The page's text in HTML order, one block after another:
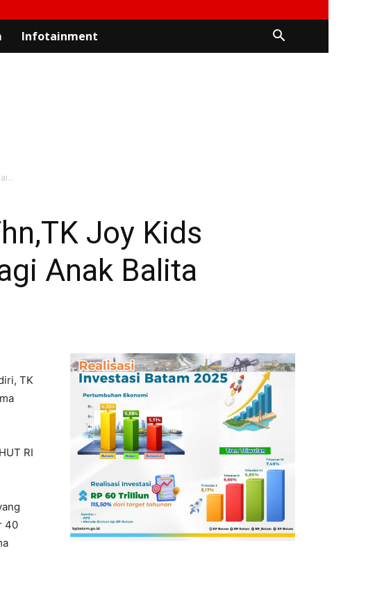
Infotainment
Joy Kids
Anak Balita
TK
RI
40